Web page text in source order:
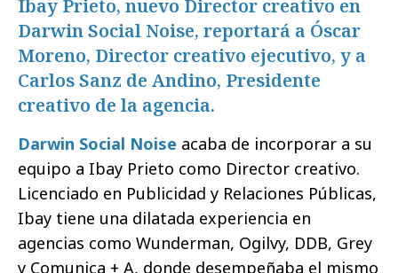
Ibay Prieto, nuevo Director creativo en
Darwin Social Noise, reportará a Óscar
Moreno, Director creativo ejecutivo, y a
Carlos Sanz de Andino, Presidente
creativo de la agencia.
Darwin Social Noise acaba de incorporar a su
equipo a Ibay Prieto como Director creativo.
Licenciado en Publicidad y Relaciones Públicas,
Ibay tiene una dilatada experiencia en
agencias como Wunderman, Ogilvy, DDB, Grey
y Comunica + A, donde desempeñaba el mismo